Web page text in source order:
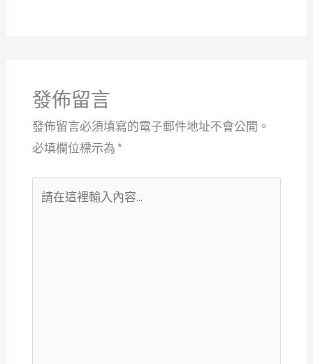
發佈留言
發佈留言必須填寫的電子郵件地址不會公開。
必填欄位標示為 *